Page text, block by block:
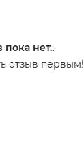
нет..
отзыв первым!